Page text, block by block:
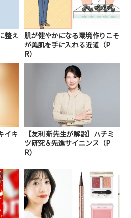
整え
肌が健やかになる環境作りこそ
が美肌を手に入れる近道（P
R）
イキ
【友利 新先生が解説】ハチミ
ツ研究＆先進サイエンス（P
R）